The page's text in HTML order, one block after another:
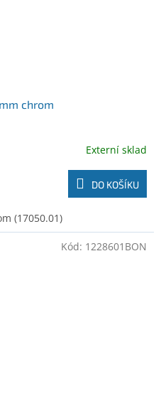
chrom
Externí sklad
DO KOŠÍKU
(17050.01)
Kód: 1228601BON